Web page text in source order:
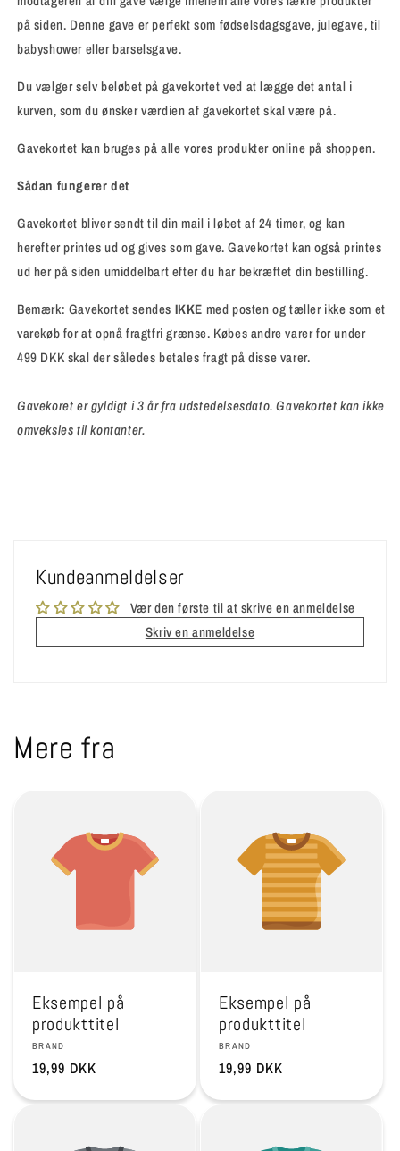
på siden. Denne gave er perfekt som fødselsdagsgave, julegave, til
babyshower eller barselsgave.
Du vælger selv beløbet på gavekortet ved at lægge det antal i
kurven, som du ønsker værdien af gavekortet skal være på.
Gavekortet kan bruges på alle vores produkter online på shoppen.
Sådan fungerer det
Gavekortet bliver sendt til din mail i løbet af 24 timer, og kan
herefter printes ud og gives som gave. Gavekortet kan også printes
ud her på siden umiddelbart efter du har bekræftet din bestilling.
Bemærk: Gavekortet sendes IKKE med posten og tæller ikke som et
varekøb for at opnå fragtfri grænse. Købes andre varer for under
499 DKK skal der således betales fragt på disse varer.
Gavekoret er gyldigt i 3 år fra udstedelsesdato. Gavekortet kan ikke
omveksles til kontanter.
Kundeanmeldelser
Vær den første til at skrive en anmeldelse
Skriv en anmeldelse
Mere fra
Eksempel på
produkttitel
Forhandler:
BRAND
Normalpris
19,99 DKK
Eksempel på
produkttitel
Forhandler:
BRAND
Normalpris
19,99 DKK